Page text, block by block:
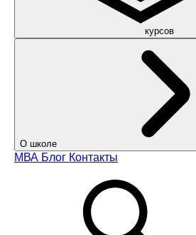
курсов
О школе
МВА Блог Контакты